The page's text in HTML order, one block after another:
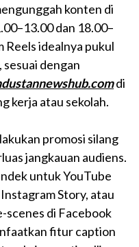
konten di
dan 18.00–
Reels idealnya pukul
sesuai dengan
di
kerja atau sekolah.
promosi silang
jangkauan audiens.
untuk YouTube
Story, atau
scenes di Facebook
fitur caption